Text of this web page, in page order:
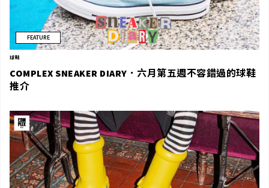
FEATURE
球鞋
COMPLEX SNEAKER DIARY．六月第五週不容錯過的球鞋
推介